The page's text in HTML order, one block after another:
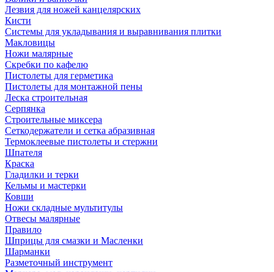
Лезвия для ножей канцелярских
Кисти
Системы для укладывания и выравнивания плитки
Макловицы
Ножи малярные
Скребки по кафелю
Пистолеты для герметика
Пистолеты для монтажной пены
Леска строительная
Серпянка
Строительные миксера
Сеткодержатели и сетка абразивная
Термоклеевые пистолеты и стержни
Шпателя
Краска
Гладилки и терки
Кельмы и мастерки
Ковши
Ножи складные мультитулы
Отвесы малярные
Правило
Шприцы для смазки и Масленки
Шарманки
Разметочный инструмент